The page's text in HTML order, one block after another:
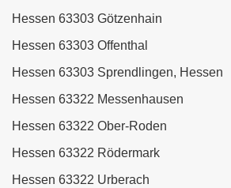
Hessen 63303 Götzenhain
Hessen 63303 Offenthal
Hessen 63303 Sprendlingen, Hessen
Hessen 63322 Messenhausen
Hessen 63322 Ober-Roden
Hessen 63322 Rödermark
Hessen 63322 Urberach